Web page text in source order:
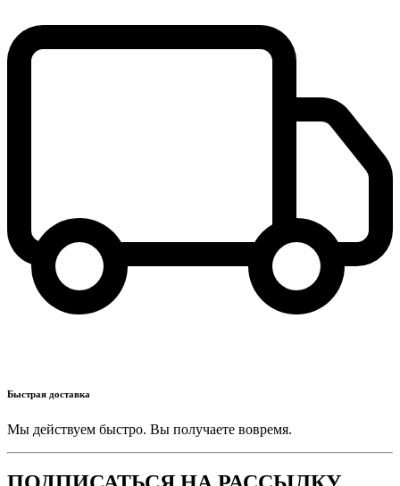
Быстрая доставка
Мы действуем быстро. Вы получаете вовремя.